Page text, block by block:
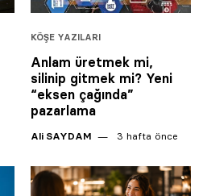
KÖŞE YAZILARI
Anlam üretmek mi,
silinip gitmek mi? Yeni
“eksen çağında”
pazarlama
Ali SAYDAM 3 hafta önce